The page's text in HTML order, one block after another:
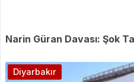
Narin Güran Davası: Şok
Diyarbakır